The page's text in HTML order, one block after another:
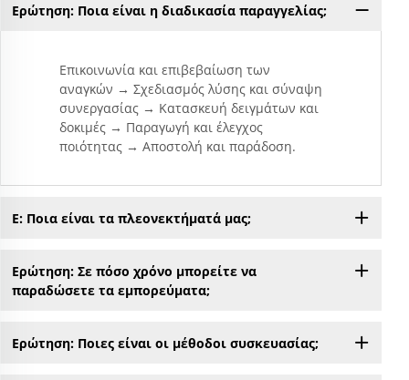
Ερώτηση: Ποια είναι η διαδικασία παραγγελίας;
Επικοινωνία και επιβεβαίωση των
αναγκών → Σχεδιασμός λύσης και σύναψη
συνεργασίας → Κατασκευή δειγμάτων και
δοκιμές → Παραγωγή και έλεγχος
ποιότητας → Αποστολή και παράδοση.
Ε: Ποια είναι τα πλεονεκτήματά μας;
Ερώτηση: Σε πόσο χρόνο μπορείτε να
παραδώσετε τα εμπορεύματα;
Ερώτηση: Ποιες είναι οι μέθοδοι συσκευασίας;